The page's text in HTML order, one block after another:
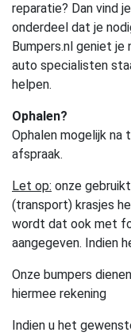
reparatie? Dan vind
onderdeel dat je
Bumpers.nl geniet
auto specialisten
helpen.
Ophalen?
Ophalen mogelijk
afspraak.
Let op: onze
(transport) krasjes
wordt dat ook met
aangegeven. Indien
Onze bumpers
hiermee rekening
Indien u het